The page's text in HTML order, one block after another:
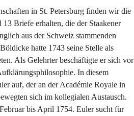
in St. Petersburg finden wir die
Briefe erhalten, die der Staakener
aus der Schweiz stammenden
hatte 1743 seine Stelle als
Als Gelehrter beschäftigte er sich vor
In diesem
auf, der an der Académie Royale in
sich im kollegialen Austausch.
bis April 1754. Euler sucht für